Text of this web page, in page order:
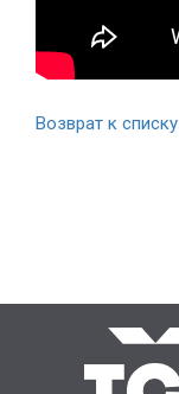
Возврат к списку